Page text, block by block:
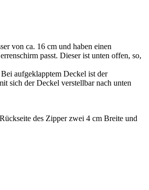
von ca. 16 cm und haben einen
passt. Dieser ist unten offen, so,
aufgeklapptem Deckel ist der
sich der Deckel verstellbar nach unten
des Zipper zwei 4 cm Breite und